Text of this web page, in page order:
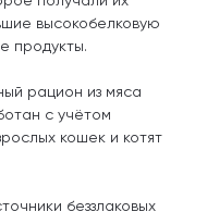
высокобелковую
продукты.
рацион из мяса
с учётом
кошек и котят
беззлаковых